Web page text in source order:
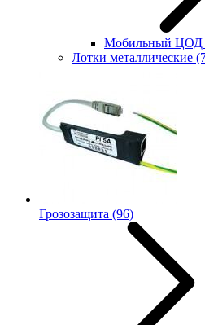
Мобильный ЦОД
Лотки металлические
Грозозащита (96)